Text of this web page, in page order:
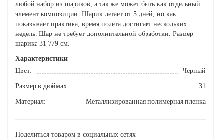
любой набор из шариков, а так же может быть как отдельный
элемент композиции. Шарик летает от 5 дней, но как
показывает практика, время полета достигает нескольких
недель. Шар не требует дополнительной обработки. Размер
шарика 31"/79 см.
Характеристики
Цвет:
Черный
Размер в дюймах: 31
Материал: Металлизированная полимерная пленка
Поделиться товаром в социальных сетях